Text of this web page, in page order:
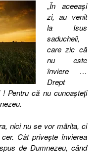
„În aceeaşi
zi, au venit
la Isus
saducheii,
care zic că
nu este
înviere …
Drept
Pentru că nu cunoaşteţi
nici nu se vor mărita, ci
Cât priveşte învierea
de Dumnezeu, când